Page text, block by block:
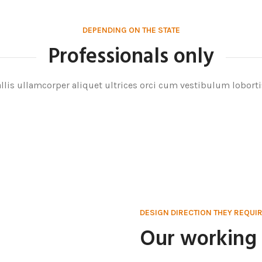
DEPENDING ON THE STATE
Professionals only
ullamcorper aliquet ultrices orci cum vestibulum
Brandie Russell
CEO / FOUNDER
Jacob Hawkins
DESIGN DIRECTION THEY
Our